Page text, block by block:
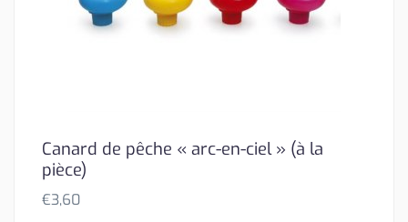
Canard de pêche « arc-en-ciel » (à la
pièce)
€3,60